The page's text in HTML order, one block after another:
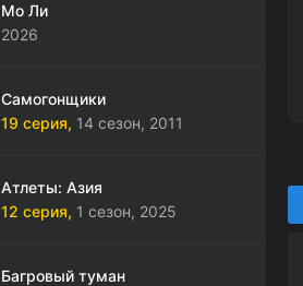
Мо Ли
2026
Самогонщики
19 серия, 14 сезон, 2011
Атлеты: Азия
12 серия, 1 сезон, 2025
Багровый туман